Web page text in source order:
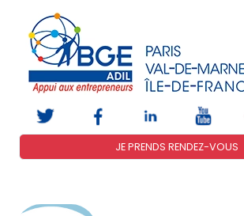
JE PRENDS RENDEZ-VOUS